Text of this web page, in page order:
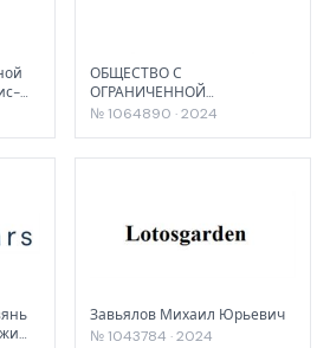
ОБЩЕСТВО С
ОГРАНИЧЕННОЙ
ОТВЕТСТВЕННОСТЬЮ
№ 1064890 · 2024
Завьялов Михаил Юрьевич
№ 1043784 · 2024